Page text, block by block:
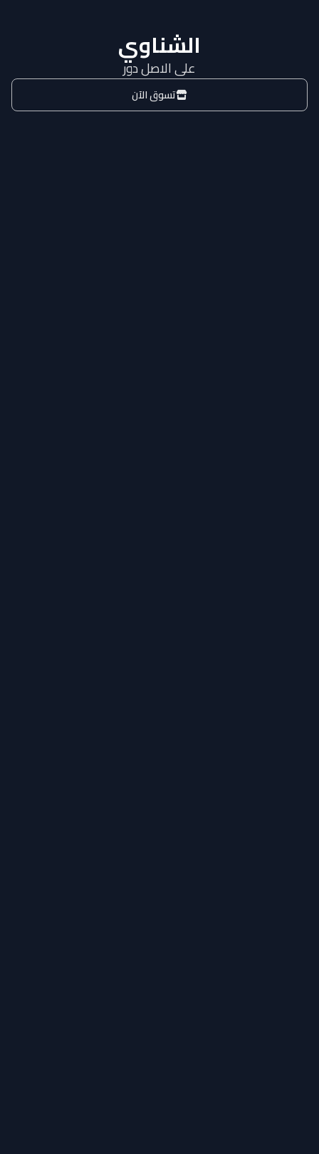
الشناوي
على الاصل دور
تسوق الآن